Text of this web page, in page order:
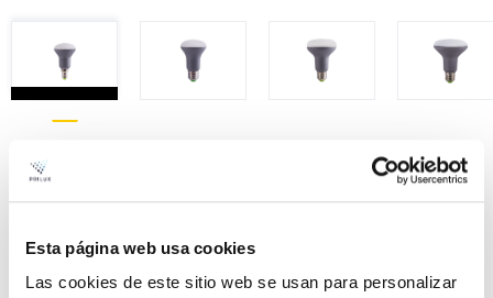
Esta página web usa cookies
Las cookies de este sitio web se usan para personalizar
Product
o
ESSENSE R50 SMART
4,5W 830 E14 230V